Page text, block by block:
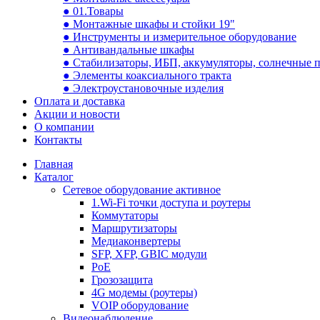
● 01.Товары
● Монтажные шкафы и стойки 19"
● Инструменты и измерительное оборудование
● Антивандальные шкафы
● Стабилизаторы, ИБП, аккумуляторы, солнечные
● Элементы коаксиального тракта
● Электроустановочные изделия
Оплата и доставка
Акции и новости
О компании
Контакты
Главная
Каталог
Сетевое оборудование активное
1.Wi-Fi точки доступа и роутеры
Коммутаторы
Маршрутизаторы
Медиаконвертеры
SFP, XFP, GBIC модули
PoE
Грозозащита
4G модемы (роутеры)
VOIP оборудование